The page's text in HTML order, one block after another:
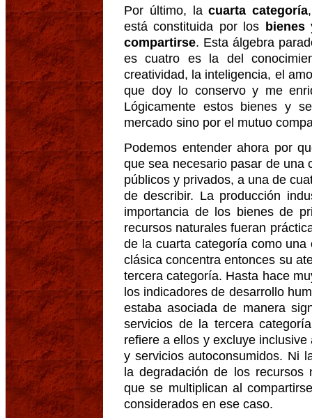
Por último, lacuarta categoría
está constituida por los
compartirse. Esta álgebra
es cuatro es la del
creatividad, la inteligencia, el
que doy lo conservo y me
Lógicamente estos bienes y
mercado sino por el mutuo
Podemos entender ahora por
que sea necesario pasar de una
públicos y privados, a una de
de describir. La producción
importancia de los bienes de
recursos naturales fueran
de la cuarta categoría como
clásica concentra entonces su
tercera categoría. Hasta hace
los indicadores de desarrollo
estaba asociada de manera
servicios de la tercera
refiere a ellos y excluye
y servicios autoconsumidos. Ni
la degradación de los
que se multiplican al
considerados en ese caso.